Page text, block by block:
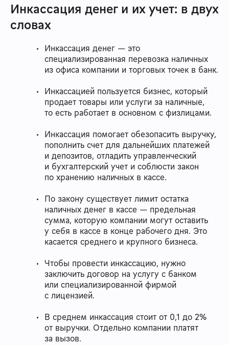
Инкассация денег и их учет: в двух
словах
Инкассация денег — это
специализированная перевозка наличных
из офиса компании и торговых точек в банк.
Инкассацией пользуется бизнес, который
продает товары или услуги за наличные,
то есть работает в основном с физлицами.
Инкассация помогает обезопасить выручку,
пополнить счет для дальнейших платежей
и депозитов, отладить управленческий
и бухгалтерский учет и соблюсти закон
по хранению наличных в кассе.
По закону существует лимит остатка
наличных денег в кассе — предельная
сумма, которую компании могут оставить
у себя в кассе в конце рабочего дня. Это
касается среднего и крупного бизнеса.
Чтобы провести инкассацию, нужно
заключить договор на услугу с банком
или специализированной фирмой
с лицензией.
В среднем инкассация стоит от 0,1 до 2%
от выручки. Отдельно компании платят
за вызов.